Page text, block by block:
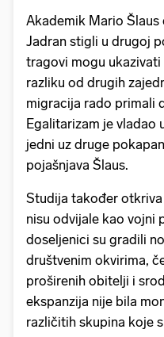
Akademik Mario Šlaus
Jadran stigli u drugoj
tragovi mogu ukazivati
razliku od drugih
migracija rado primali
Egalitarizam je vladao
jedni uz druge
pojašnjava Šlaus.
Studija također
nisu odvijale kao vojni
doseljenici su gradili
društvenim okvirima,
proširenih obitelji i
ekspanzija nije bila
različitih skupina koje